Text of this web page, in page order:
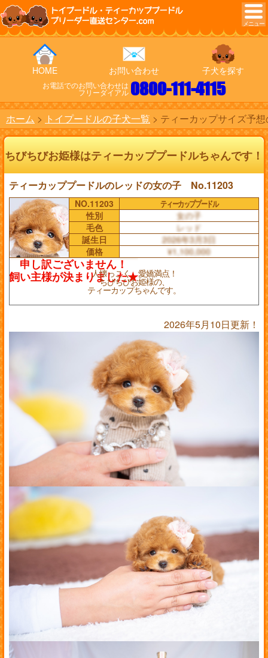
トイプードル・ティーカッププードル
ブリーダー直送センター.com
HOME お問い合わせ 子犬を探す
お電話でのお問い合わせは
フリーダイアル 0800-111-4115
ホーム トイプードルの子犬一覧 ティーカップサイズ予
ちびちびお姫様はティーカッププードルちゃんです！
ティーカッププードルのレッドの女の子 No.11203
NO.11203
ティーカッププードル
性別
女の子
毛色
レッド
誕生日
2026年3月3日
価格
¥1,100,000
人懐っこく、愛嬌満点！
ちびちびお姫様の、
ティーカップちゃんです。
2026年5月10日更新！